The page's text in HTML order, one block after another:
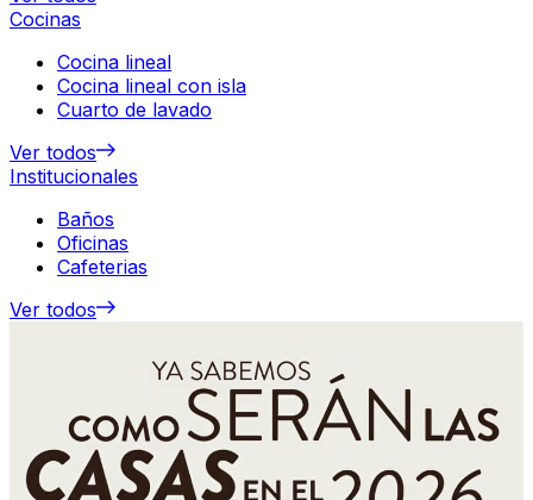
Cocinas
Cocina lineal
Cocina lineal con isla
Cuarto de lavado
Ver todos
Institucionales
Baños
Oficinas
Cafeterias
Ver todos